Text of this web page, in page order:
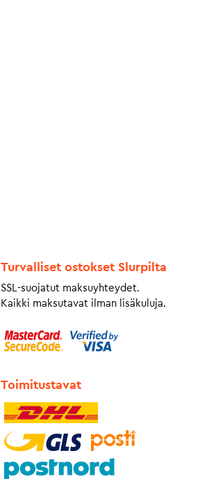
Turvalliset ostokset Slurpilta
SSL-suojatut maksuyhteydet.
Kaikki maksutavat ilman lisäkuluja.
Toimitustavat